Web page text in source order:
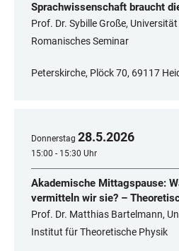
Sprachwissenschaft braucht
Prof. Dr. Sybille Große,
Romanisches Seminar
Peterskirche, Plöck 70, 69117
Donnerstag 28.5.2026
15:00 - 15:30 Uhr
Akademische Mittagspause:
vermitteln wir sie? –
Prof. Dr. Matthias Bartelmann,
Institut für Theoretische Physik